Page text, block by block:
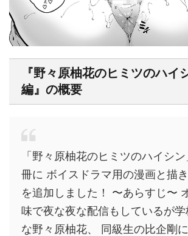
『野々原柚花のヒミツのハイ
編』の概要
「野々原柚花のヒミツのハイシ
冊に ボイスドラマ用の漫画と描
を追加しました！ 〜あらすじ〜
味で夜な夜な配信もしているが学
な野々原柚花、 同級生の比企剛